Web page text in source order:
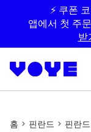
⚡ 쿠폰
앱에서 첫 주
받
홈 핀란드 핀란